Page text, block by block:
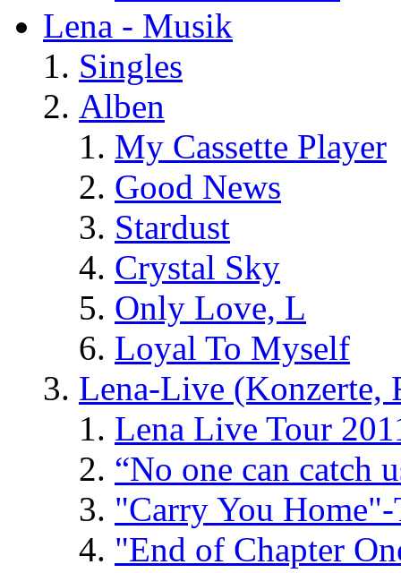
Lena - Musik
Singles
Alben
My Cassette Player
Good News
Stardust
Crystal Sky
Only Love, L
Loyal To Myself
Lena-Live (Konzerte,
Lena Live Tour
“No one can catch
"Carry You
"End of Chapter